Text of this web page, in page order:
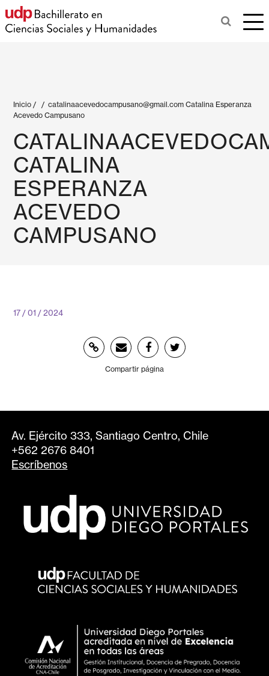
Inicio / / catalinaacevedocampusano@gmail.com Catalina Esperanza
Acevedo Campusano
CATALINA
ESPERANZA
ACEVEDO
CAMPUSANO
17 / 01 / 2024
Compartir página
Av. Ejército 333, Santiago Centro, Chile
+562 2676 8401
Escríbenos